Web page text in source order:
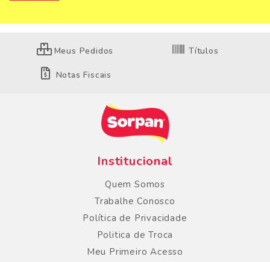
Meus Pedidos Títulos
Notas Fiscais
Institucional
Quem Somos
Trabalhe Conosco
Política de Privacidade
Politica de Troca
Meu Primeiro Acesso